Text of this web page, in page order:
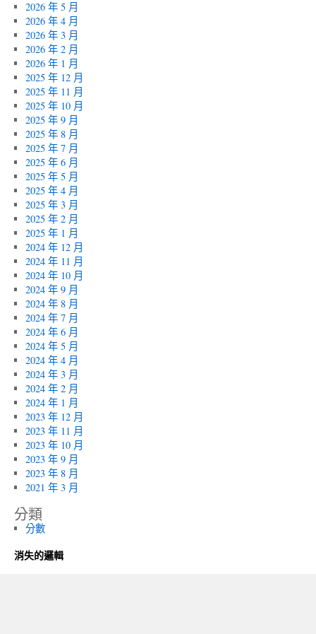
2026 年 5 月
2026 年 4 月
2026 年 3 月
2026 年 2 月
2026 年 1 月
2025 年 12 月
2025 年 11 月
2025 年 10 月
2025 年 9 月
2025 年 8 月
2025 年 7 月
2025 年 6 月
2025 年 5 月
2025 年 4 月
2025 年 3 月
2025 年 2 月
2025 年 1 月
2024 年 12 月
2024 年 11 月
2024 年 10 月
2024 年 9 月
2024 年 8 月
2024 年 7 月
2024 年 6 月
2024 年 5 月
2024 年 4 月
2024 年 3 月
2024 年 2 月
2024 年 1 月
2023 年 12 月
2023 年 11 月
2023 年 10 月
2023 年 9 月
2023 年 8 月
2021 年 3 月
分類
分數
消失的邏輯